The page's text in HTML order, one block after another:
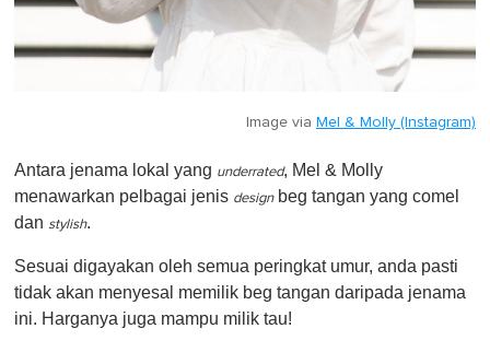
Image via Mel & Molly (Instagram)
Antara jenama lokal yang underrated, Mel & Molly
menawarkan pelbagai jenis designbeg tangan yang comel
dan stylish.
Sesuai digayakan oleh semua peringkat umur, anda pasti
tidak akan menyesal memilik beg tangan daripada jenama
ini. Harganya juga mampu milik tau!